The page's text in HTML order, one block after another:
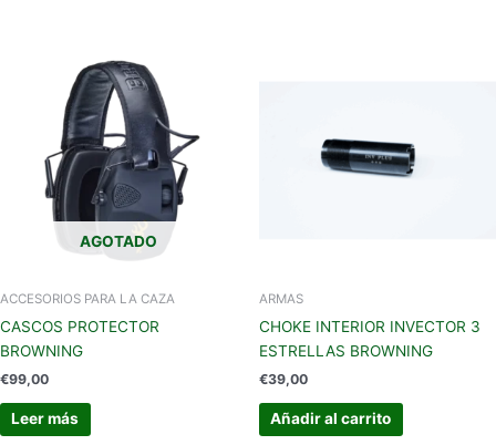
AGOTADO
ACCESORIOS PARA LA CAZA
CASCOS PROTECTOR
BROWNING
€99,00
Leer más
ARMAS
CHOKE INTERIOR INVECTOR 3
ESTRELLAS BROWNING
€39,00
Añadir al carrito